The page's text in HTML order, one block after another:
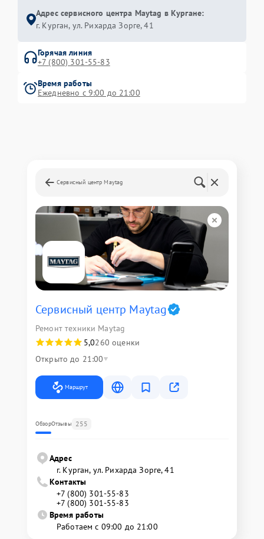
Адрес сервисного центра Maytag в Кургане:
г. Курган, ул. Рихарда Зорге, 41
Горячая линия
+7 (800) 301-55-83
Время работы
Ежедневно с 9:00 до 21:00
Сервисный центр Maytag
Сервисный центр Maytag
Ремонт техники Maytag
5,0260 оценки
Открыто до 21:00
Маршрут
ОбзорОтзывы 255
Адрес
г. Курган, ул. Рихарда Зорге, 41
Контакты
+7 (800) 301-55-83
+7 (800) 301-55-83
Время работы
Работаем с 09:00 до 21:00